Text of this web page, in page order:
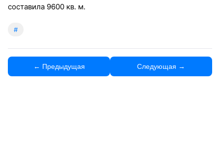
составила 9600 кв. м.
#
← Предыдущая Следующая →